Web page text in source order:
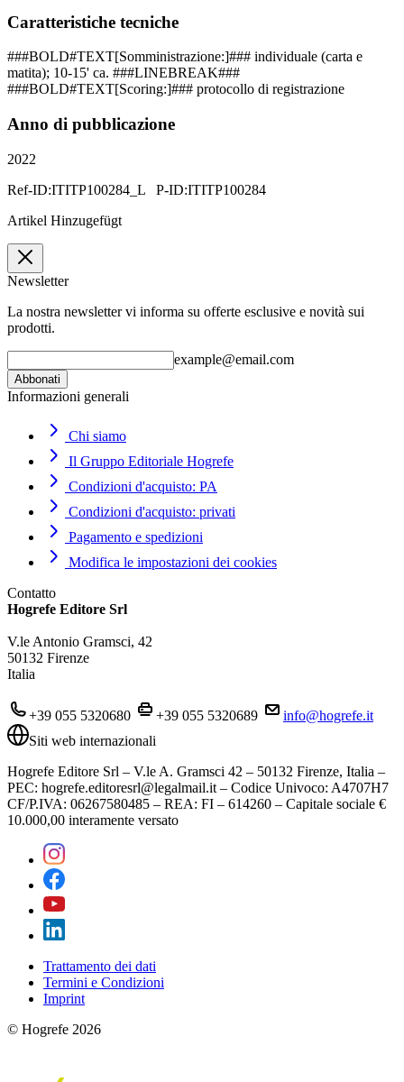
Caratteristiche tecniche
###BOLD#TEXT[Somministrazione:]### individuale (carta e
matita); 10-15' ca. ###LINEBREAK###
###BOLD#TEXT[Scoring:]### protocollo di registrazione
Anno di pubblicazione
2022
Ref-ID:ITITP100284_L P-ID:ITITP100284
Artikel Hinzugefügt
Newsletter
La nostra newsletter vi informa su offerte esclusive e novità sui
prodotti.
example@email.com
Abbonati
Informazioni generali
Chi siamo
Il Gruppo Editoriale Hogrefe
Condizioni d'acquisto: PA
Condizioni d'acquisto: privati
Pagamento e spedizioni
Modifica le impostazioni dei cookies
Contatto
Hogrefe Editore Srl
V.le Antonio Gramsci, 42
50132 Firenze
Italia
+39 055 5320680 +39 055 5320689
info@hogrefe.it
Siti web internazionali
Hogrefe Editore Srl – V.le A. Gramsci 42 – 50132 Firenze, Italia –
PEC: hogrefe.editoresrl@legalmail.it – Codice Univoco: A4707H7
CF/P.IVA: 06267580485 – REA: FI – 614260 – Capitale sociale €
10.000,00 interamente versato
Trattamento dei dati
Termini e Condizioni
Imprint
© Hogrefe 2026